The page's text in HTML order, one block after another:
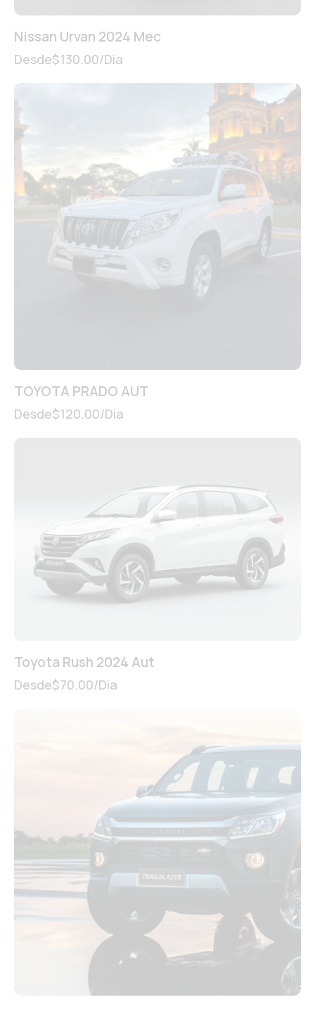
Nissan Urvan 2024 Mec
Desde$130.00/Dia
TOYOTA PRADO AUT
Desde$120.00/Dia
Toyota Rush 2024 Aut
Desde$70.00/Dia